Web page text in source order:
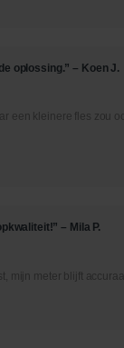
oplossing.” – Koen J.
een kleinere fles zou
– Mila P.
mijn meter blijft